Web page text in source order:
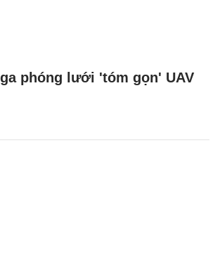
phóng lưới 'tóm gọn' UAV